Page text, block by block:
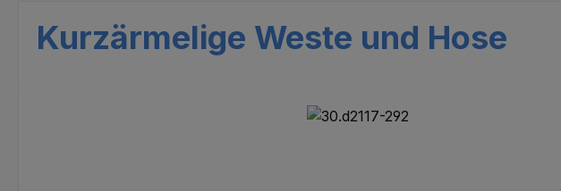
Kurzärmelige Weste und Hose